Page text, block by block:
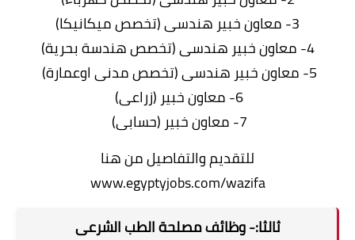
3- معاون خبير هندسى (تخصص ميكانيكا)
4- معاون خبير هندسى (تخصص هندسة بحرية)
5- معاون خبير هندسى (تخصص مدنى اوعمارة)
6- معاون خبير (زراعى)
7- معاون خبير (حسابى)
للتقديم والتفاصيل من هنا
www.egyptyjobs.com/wazifa
ثالثا:- وظائف مصلحة الطب الشرعى